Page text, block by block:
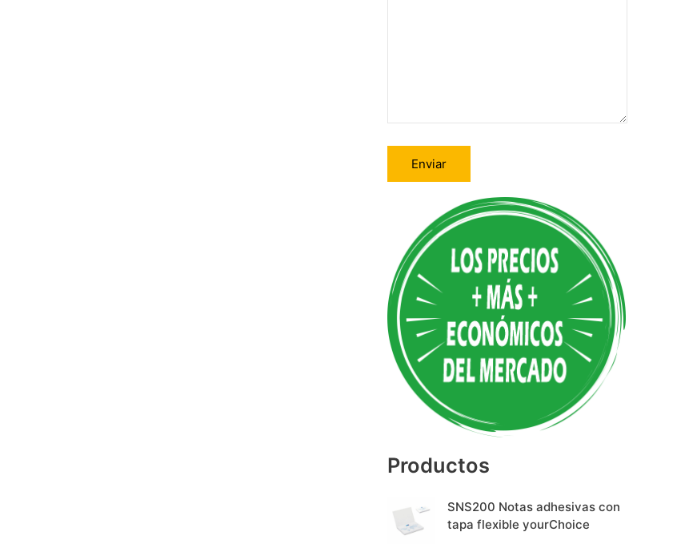
e
r
n
a
:Productos
SNS200 Notas adhesivas con
tapa flexible yourChoice